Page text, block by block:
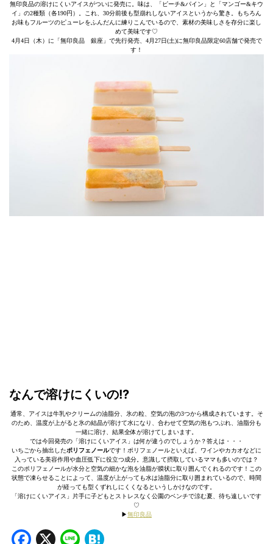
無印良品の溶けにくいアイスがついに発売に。味は、「ピーチ&パイン」と「マンゴー&キウ
イ」の2種類（各190円）。これ、30分前後も型崩れしないアイスというから驚き。もちろん
お味もフルーツのピューレをふんだんに練りこんでいるので、素材の美味しさを存分に楽し
めて美味です♡
4月4日（木）に「無印良品 銀座」で先行発売、4月27日(土)に無印良品限定60店舗で発売で
す！
なんで溶けにくいの!?
通常、アイスは牛乳やクリームの油脂分、氷の粒、空気の泡の3つから構成されています。そ
のため、温度が上がると氷の結晶が溶けて水になり、合わせて空気の泡もつぶれ、油脂分も
一緒に溶け、結果全体が溶けてしまいます。
では今回発売の「溶けにくいアイス」は何が違うのでしょうか？答えは・・・
いちごから抽出したポリフェノールです！ポリフェノールといえば、ワインやカカオなどに
入っている美容作用や血圧低下に役立つ成分。意識して摂取しているママも多いのでは？
このポリフェノールが水分と空気の細かな泡を油脂が膜状に取り囲んでくれるのです！この
状態で凍らせることによって、温度が上がっても水は油脂分に取り囲まれているので、時間
が経っても型くずれしにくくなるというしかけなのです。
「溶けにくいアイス」片手に子どもとストレスなく公園のベンチで涼む夏、待ち遠しいです
♡
▶︎無印良品
Facebook
X Line